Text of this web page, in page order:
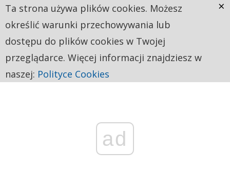
ad
Ta strona używa plików cookies. Możesz
określić warunki przechowywania lub
dostępu do plików cookies w Twojej
przeglądarce. Więcej informacji znajdziesz w
naszej: Polityce Cookies
×